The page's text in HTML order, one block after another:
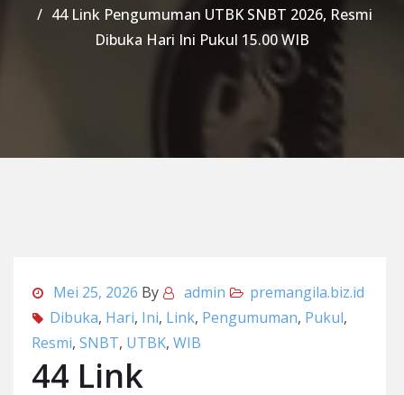
44 Link Pengumuman UTBK SNBT 2026, Resmi
Dibuka Hari Ini Pukul 15.00 WIB
Mei 25, 2026 By admin
premangila.biz.id
Dibuka, Hari, Ini, Link, Pengumuman, Pukul,
Resmi, SNBT, UTBK, WIB
44 Link